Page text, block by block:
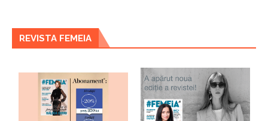
REVISTA FEMEIA